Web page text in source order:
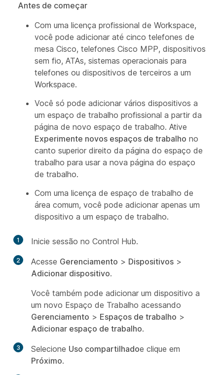
Antes de começar
Com uma licença profissional de Workspace,
você pode adicionar até cinco telefones de
mesa Cisco, telefones Cisco MPP, dispositivos
sem fio, ATAs, sistemas operacionais para
telefones ou dispositivos de terceiros a um
Workspace.
Você só pode adicionar vários dispositivos a
um espaço de trabalho profissional a partir da
página de novo espaço de trabalho. Ative
Experimente novos espaços de trabalho no
canto superior direito da página do espaço de
trabalho para usar a nova página do espaço
de trabalho.
Com uma licença de espaço de trabalho de
área comum, você pode adicionar apenas um
dispositivo a um espaço de trabalho.
1 Inicie sessão no Control Hub.
2 Acesse Gerenciamento > Dispositivos >
Adicionar dispositivo.
Você também pode adicionar um dispositivo a
um novo Espaço de Trabalho acessando
Gerenciamento > Espaços de trabalho >
Adicionar espaço de trabalho.
3 Selecione Uso compartilhadoe clique em
Próximo.